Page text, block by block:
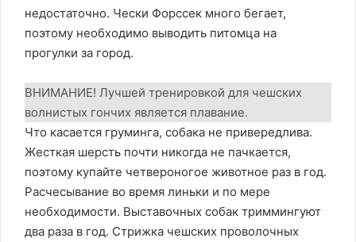
недостаточно. Чески Форссек много бегает,
поэтому необходимо выводить питомца на
прогулки за город.
ВНИМАНИЕ! Лучшей тренировкой для чешских
волнистых гончих является плавание.
Что касается груминга, собака не привередлива.
Жесткая шерсть почти никогда не пачкается,
поэтому купайте четвероногое животное раз в год.
Расчесывание во время линьки и по мере
необходимости. Выставочных собак триммингуют
два раза в год. Стрижка чешских проволочных